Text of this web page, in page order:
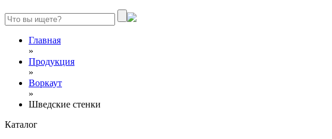
Главная
»
Продукция
»
Воркаут
»
Шведские стенки
Каталог